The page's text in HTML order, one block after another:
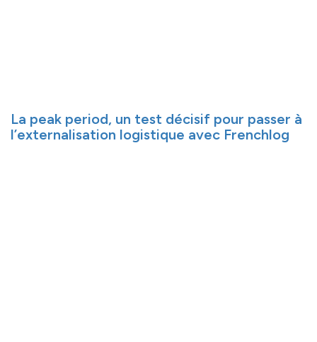
La peak period, un test décisif pour passer à
l’externalisation logistique avec Frenchlog